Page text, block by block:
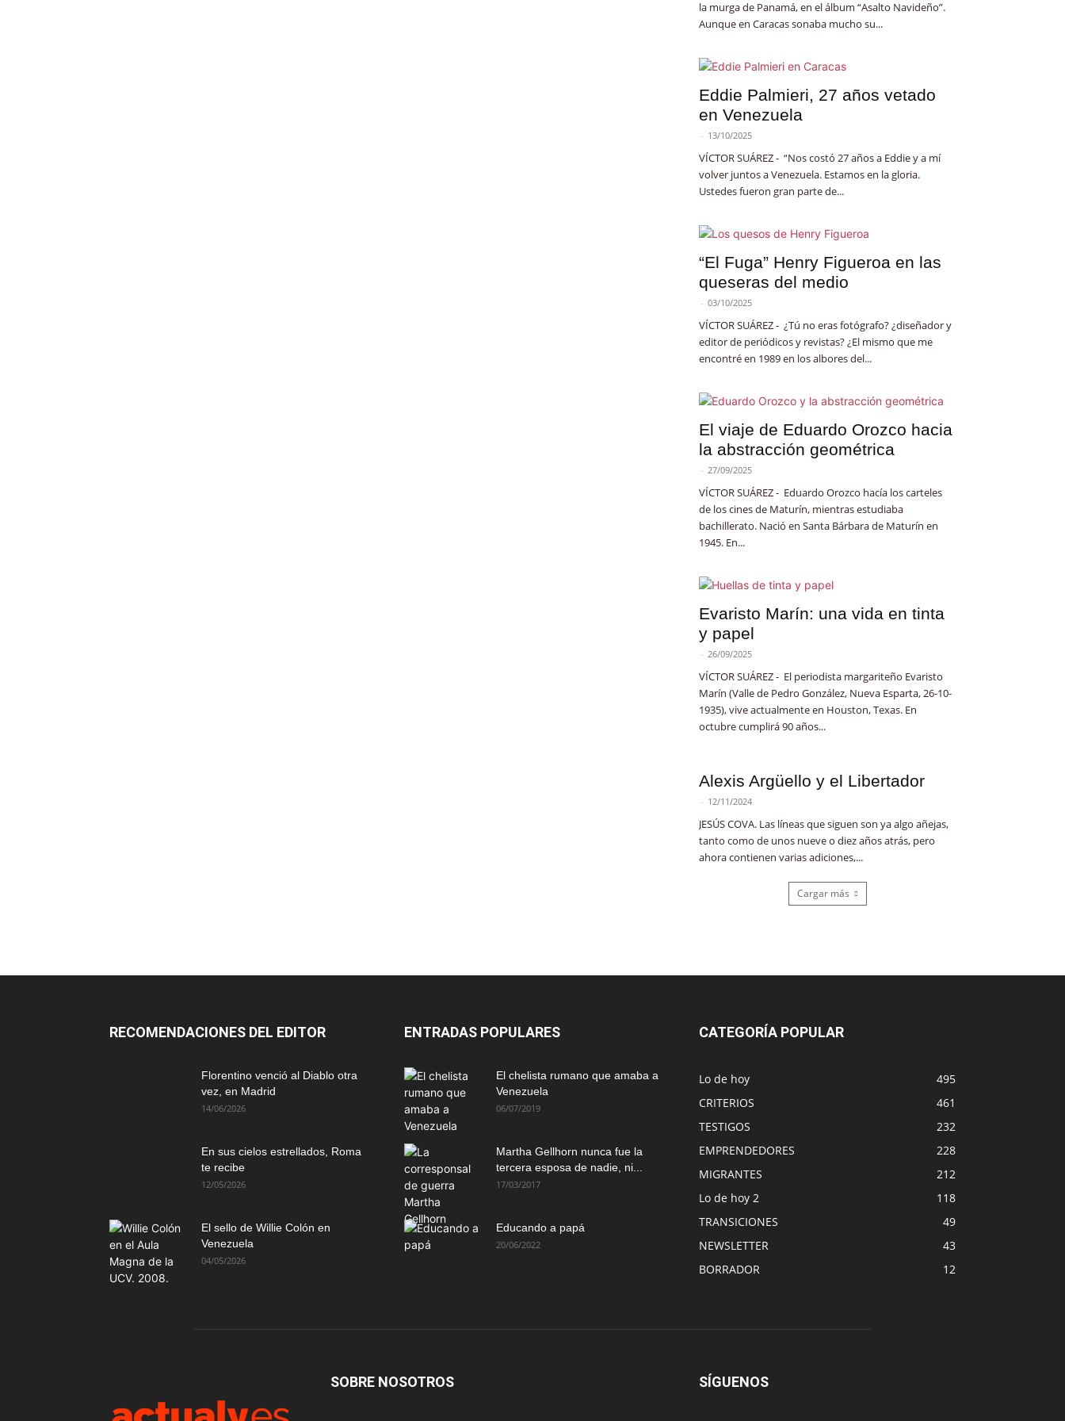
la murga de Panamá, en el álbum “Asalto Navideño”.
Aunque en Caracas sonaba mucho su...
Eddie Palmieri, 27 años vetado
en Venezuela
- 13/10/2025
VÍCTOR SUÁREZ - “Nos costó 27 años a Eddie y a mí
volver juntos a Venezuela. Estamos en la gloria.
Ustedes fueron gran parte de...
“El Fuga” Henry Figueroa en las
queseras del medio
- 03/10/2025
VÍCTOR SUÁREZ - ¿Tú no eras fotógrafo? ¿diseñador y
editor de periódicos y revistas? ¿El mismo que me
encontré en 1989 en los albores del...
El viaje de Eduardo Orozco hacia
la abstracción geométrica
- 27/09/2025
VÍCTOR SUÁREZ - Eduardo Orozco hacía los carteles
de los cines de Maturín, mientras estudiaba
bachillerato. Nació en Santa Bárbara de Maturín en
1945. En...
Evaristo Marín: una vida en tinta
y papel
- 26/09/2025
VÍCTOR SUÁREZ - El periodista margariteño Evaristo
Marín (Valle de Pedro González, Nueva Esparta, 26-10-
1935), vive actualmente en Houston, Texas. En
octubre cumplirá 90 años...
Alexis Argüello y el Libertador
- 12/11/2024
JESÚS COVA. Las líneas que siguen son ya algo añejas,
tanto como de unos nueve o diez años atrás, pero
ahora contienen varias adiciones,...
Cargar más
RECOMENDACIONES DEL EDITOR
Florentino venció al Diablo otra
vez, en Madrid
14/06/2026
En sus cielos estrellados, Roma
te recibe
12/05/2026
El sello de Willie Colón en
Venezuela
04/05/2026
ENTRADAS POPULARES
El chelista rumano que amaba a
Venezuela
06/07/2019
Martha Gellhorn nunca fue la
tercera esposa de nadie, ni...
17/03/2017
Educando a papá
20/06/2022
CATEGORÍA POPULAR
Lo de hoy
495
CRITERIOS
461
TESTIGOS
232
EMPRENDEDORES
228
MIGRANTES
212
Lo de hoy 2
118
TRANSICIONES
49
NEWSLETTER
43
BORRADOR
12
SOBRE NOSOTROS SÍGUENOS